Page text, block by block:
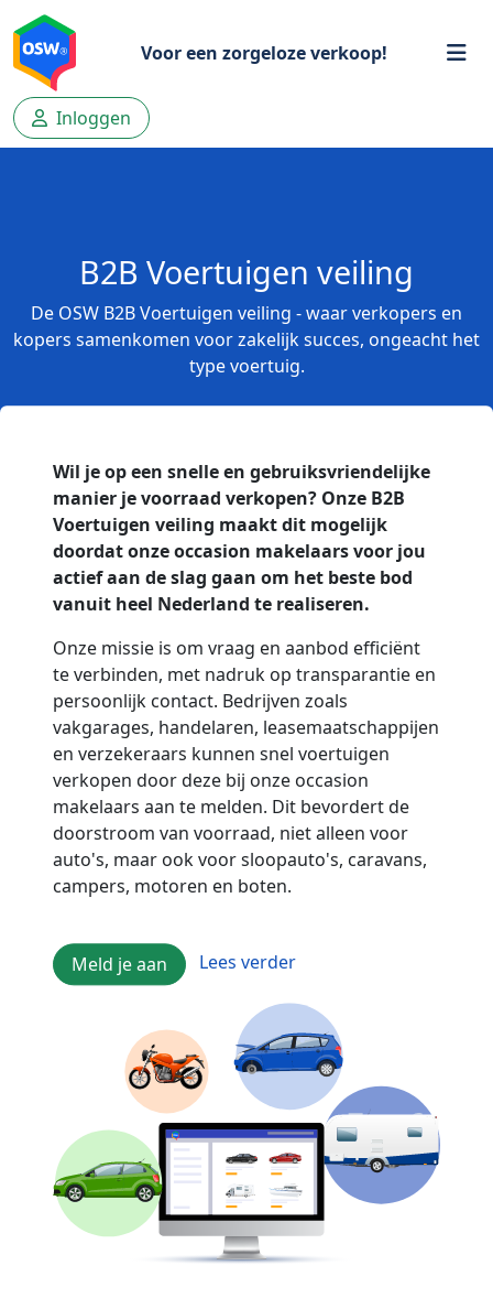
Voor een zorgeloze verkoop!
Inloggen
B2B Voertuigen veiling
De OSW B2B Voertuigen veiling - waar verkopers en
kopers samenkomen voor zakelijk succes, ongeacht het
type voertuig.
Wil je op een snelle en gebruiksvriendelijke
manier je voorraad verkopen? Onze B2B
Voertuigen veiling maakt dit mogelijk
doordat onze occasion makelaars voor jou
actief aan de slag gaan om het beste bod
vanuit heel Nederland te realiseren.
Onze missie is om vraag en aanbod efficiënt
te verbinden, met nadruk op transparantie en
persoonlijk contact. Bedrijven zoals
vakgarages, handelaren, leasemaatschappijen
en verzekeraars kunnen snel voertuigen
verkopen door deze bij onze occasion
makelaars aan te melden. Dit bevordert de
doorstroom van voorraad, niet alleen voor
auto's, maar ook voor sloopauto's, caravans,
campers, motoren en boten.
Meld je aan Lees verder